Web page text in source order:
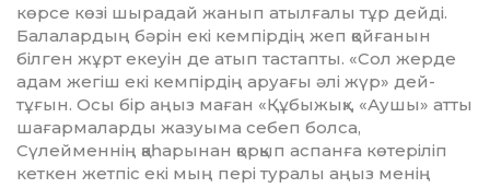
көрсе көзі шырадай жа­нып атылғалы тұр дейді.
Ба­лалардың бәрін екі кемпірдің жеп қойғанын
білген жұрт екеуін де атып тастапты. «Сол жерде
адам же­­гіш екі кемпірдің аруағы әлі жүр» дей-
тұғын. Осы бір аңыз ма­ған «Құбыжық», «Аушы» атты
ша­ғар­маларды жазуыма себеп болса,
Сүлейменнің қаһарынан қорқып аспанға көтеріліп
кеткен жетпіс екі мың пері туралы аңыз менің